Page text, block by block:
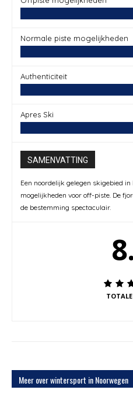
Offpiste mogelijkheden
Normale piste mogelijkheden
Authenticiteit
Apres Ski
SAMENVATTING
Een noordelijk gelegen skigebied in
mogelijkheden voor off-piste. De
Meer over wintersport in Noorwegen